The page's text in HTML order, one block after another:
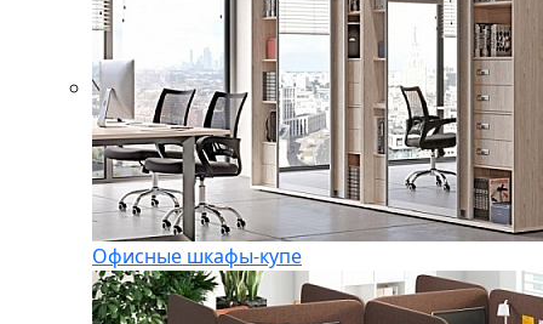
Офисные шкафы-купе